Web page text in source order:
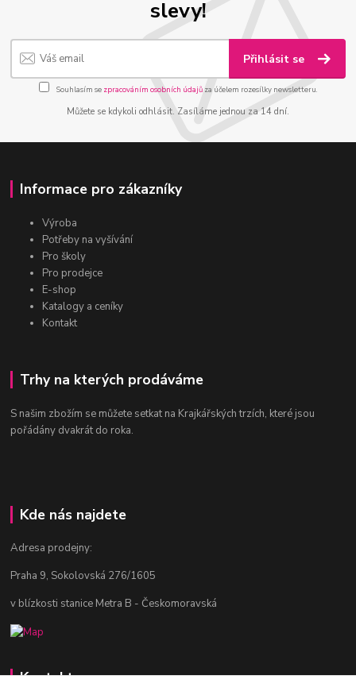
slevy!
Přihlásit se
Souhlasím se zpracováním osobních údajůza účelem rozesílky newsletteru.
Můžete se kdykoli odhlásit. Zasíláme jednou za 14 dní.
Informace pro zákazníky
Výroba
Potřeby na vyšívání
Pro školy
Pro prodejce
E-shop
Katalogy a ceníky
Kontakt
Trhy na kterých prodáváme
S našim zbožím se můžete setkat na Krajkářských trzích, které jsou
pořádány dvakrát do roka.
Kde nás najdete
Adresa prodejny:
Praha 9, Sokolovská 276/1605
v blízkosti stanice Metra B - Českomoravská
Kontakty